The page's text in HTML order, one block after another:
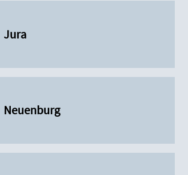
Jura
Neuenburg